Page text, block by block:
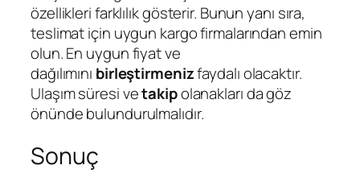
özellikleri farklılık gösterir. Bunun yanı sıra,
teslimat için uygun kargo firmalarından emin
olun. En uygun fiyat ve
dağılımını birleştirmenizfaydalı olacaktır.
Ulaşım süresi vetakipolanakları da göz
önünde bulundurulmalıdır.
Sonuç